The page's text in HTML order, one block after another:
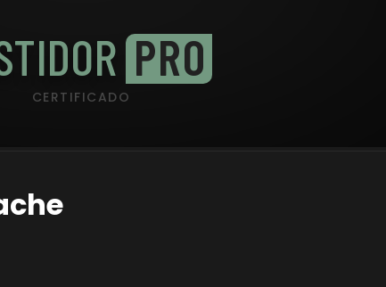
PRO
CERTIFICADO